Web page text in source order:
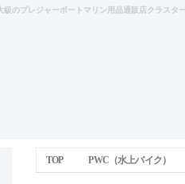
のプレジャーボートマリン用品通販店クラスタ
TOP PWC（水上バイク）